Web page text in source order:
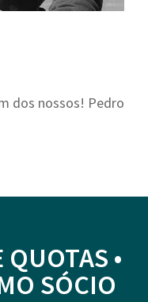
dos nossos! Pedro
•
SÓCIO